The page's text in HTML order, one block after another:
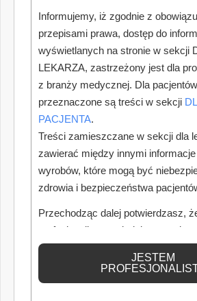
Informujemy, iż zgodnie z
przepisami prawa, dostęp do
wyświetlanych na stronie w sekcji
LEKARZA, zastrzeżony jest dla
z branży medycznej. Dla pacjentów
przeznaczone są treści w sekcji
PACJENTA.
Treści zamieszczane w sekcji dla
zawierać między innymi
wyrobów, które mogą być
zdrowia i bezpieczeństwa
Przechodząc dalej potwierdzasz,
profesjonalistą posiadającym
wiedzę medyczną.
JESTEM